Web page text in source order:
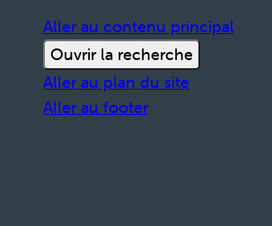
Aller au contenu principal
Ouvrir la recherche
Aller au plan du site
Aller au footer